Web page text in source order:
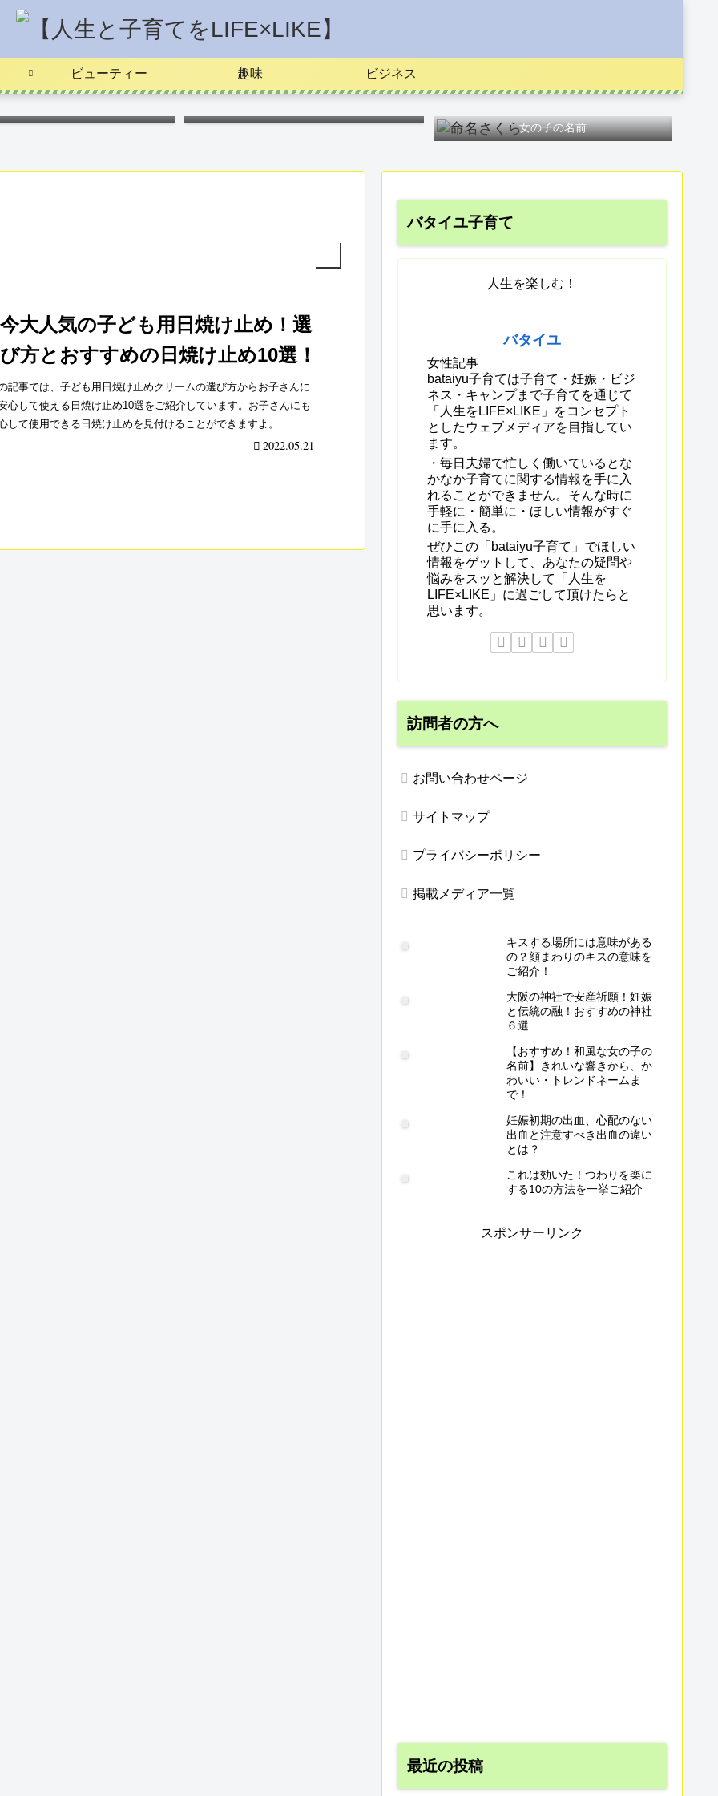
ビューティー 趣味 ビジネス
女の子の名前
今大人気の子ども用日焼け止め！選
び方とおすすめの日焼け止め10選！
記事では、子ども用日焼け止めクリームの選び方からお子さんに
心して使える日焼け止め10選をご紹介しています。お子さんにも
して使用できる日焼け止めを見付けることができますよ。
2022.05.21
バタイユ子育て
人生を楽しむ！
バタイユ
女性記事
bataiyu子育ては子育て・妊娠・ビジ
ネス・キャンプまで子育てを通じて
「人生をLIFE×LIKE」をコンセプト
としたウェブメディアを目指してい
ます。
・毎日夫婦で忙しく働いているとな
かなか子育てに関する情報を手に入
れることができません。そんな時に
手軽に・簡単に・ほしい情報がすぐ
に手に入る。
ぜひこの「bataiyu子育て」でほしい
情報をゲットして、あなたの疑問や
悩みをスッと解決して「人生を
LIFE×LIKE」に過ごして頂けたらと
思います。
訪問者の方へ
お問い合わせページ
サイトマップ
プライバシーポリシー
掲載メディア一覧
キスする場所には意味がある
の？顔まわりのキスの意味を
ご紹介！
大阪の神社で安産祈願！妊娠
と伝統の融！おすすめの神社
６選
【おすすめ！和風な女の子の
名前】きれいな響きから、か
わいい・トレンドネームま
で！
妊娠初期の出血、心配のない
出血と注意すべき出血の違い
とは？
これは効いた！つわりを楽に
する10の方法を一挙ご紹介
スポンサーリンク
最近の投稿